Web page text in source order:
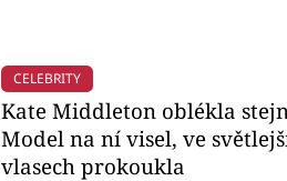
CELEBRITY
Kate Middleton oblékla
Model na ní visel, ve
vlasech prokoukla